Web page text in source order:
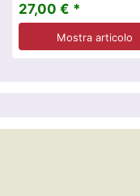
27,00 € *
Mostra articolo